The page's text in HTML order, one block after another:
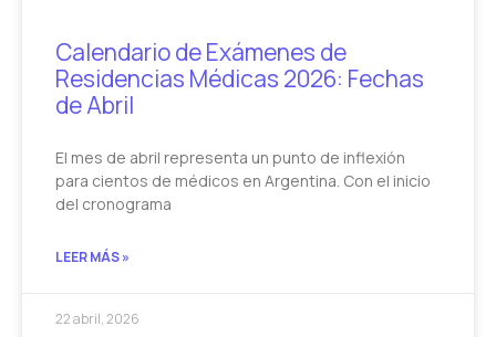
Calendario de Exámenes de
Residencias Médicas 2026: Fechas
de Abril
El mes de abril representa un punto de inflexión
para cientos de médicos en Argentina. Con el inicio
del cronograma
LEER MÁS »
22 abril, 2026